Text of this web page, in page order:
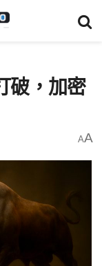
破，加密
AA